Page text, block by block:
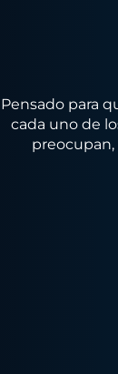
Pensado para
cada uno de